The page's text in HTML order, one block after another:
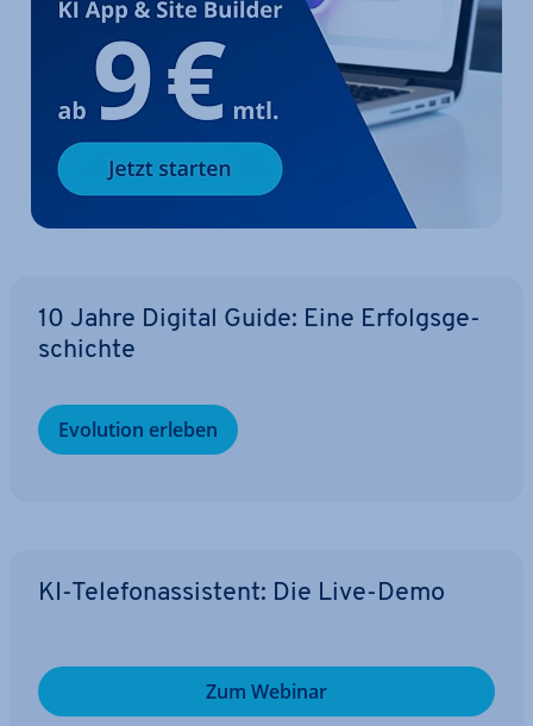
10 Jahre Digital Guide: Eine Er­folgs­ge­
schich­te
Evolution erleben
KI-Te­le­fon­as­sis­tent: Die Live-Demo
Zum Webinar